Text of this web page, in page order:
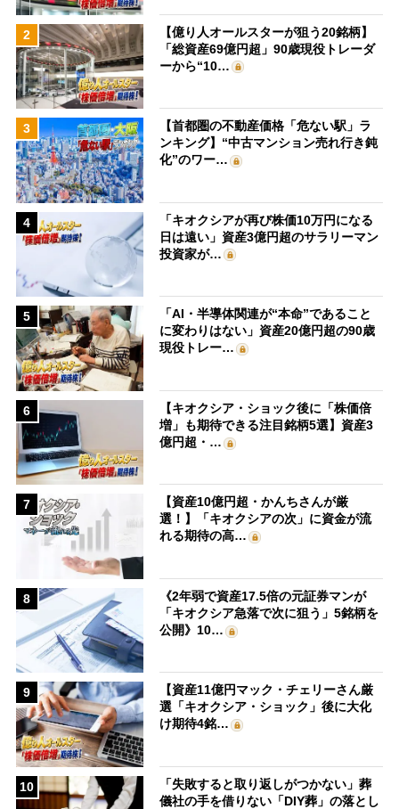
2
【億り人オールスターが狙う20銘柄】
「総資産69億円超」90歳現役トレーダ
ーから“10…
3
【首都圏の不動産価格「危ない駅」ラ
ンキング】“中古マンション売れ行き鈍
化”のワー…
4
「キオクシアが再び株価10万円になる
日は遠い」資産3億円超のサラリーマン
投資家が…
5
「AI・半導体関連が“本命”であること
に変わりはない」資産20億円超の90歳
現役トレー…
6
【キオクシア・ショック後に「株価倍
増」も期待できる注目銘柄5選】資産3
億円超・…
7
【資産10億円超・かんちさんが厳
選！】「キオクシアの次」に資金が流
れる期待の高…
8
《2年弱で資産17.5倍の元証券マンが
「キオクシア急落で次に狙う」5銘柄を
公開》10…
9
【資産11億円マック・チェリーさん厳
選「キオクシア・ショック」後に大化
け期待4銘…
10
「失敗すると取り返しがつかない」葬
儀社の手を借りない「DIY葬」の落とし